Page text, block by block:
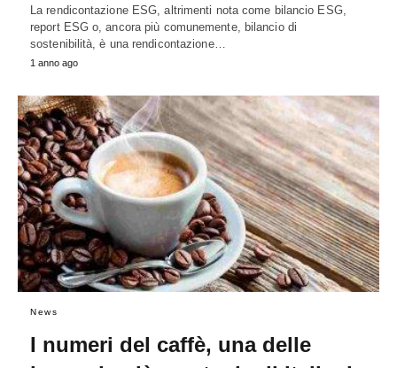
La rendicontazione ESG, altrimenti nota come bilancio ESG,
report ESG o, ancora più comunemente, bilancio di
sostenibilità, è una rendicontazione…
1 anno ago
News
I numeri del caffè, una delle